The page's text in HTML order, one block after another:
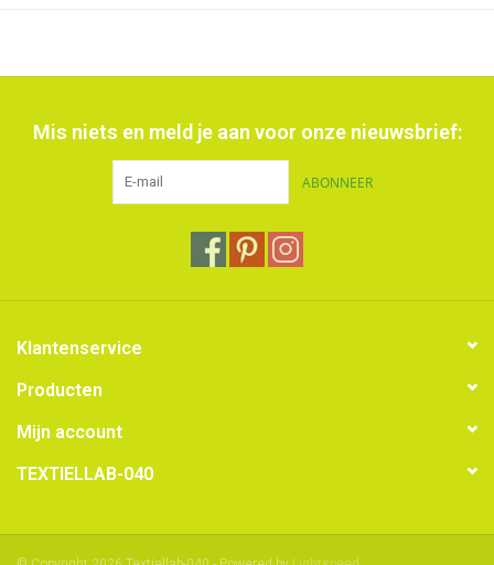
Mis niets en meld je aan voor onze nieuwsbrief:
ABONNEER
Klantenservice
Producten
Mijn account
TEXTIELLAB-040